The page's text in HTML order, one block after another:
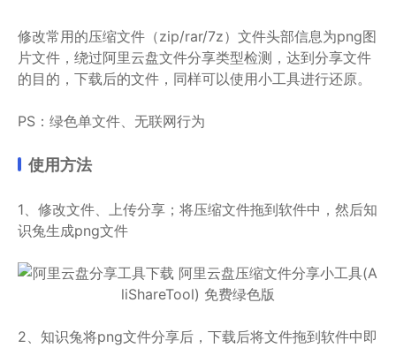
修改常用的压缩文件（zip/rar/7z）文件头部信息为png图
片文件，绕过阿里云盘文件分享类型检测，达到分享文件
的目的，下载后的文件，同样可以使用小工具进行还原。
PS：绿色单文件、无联网行为
使用方法
1、修改文件、上传分享；将压缩文件拖到软件中，然后知
识兔生成png文件
2、知识兔将png文件分享后，下载后将文件拖到软件中即